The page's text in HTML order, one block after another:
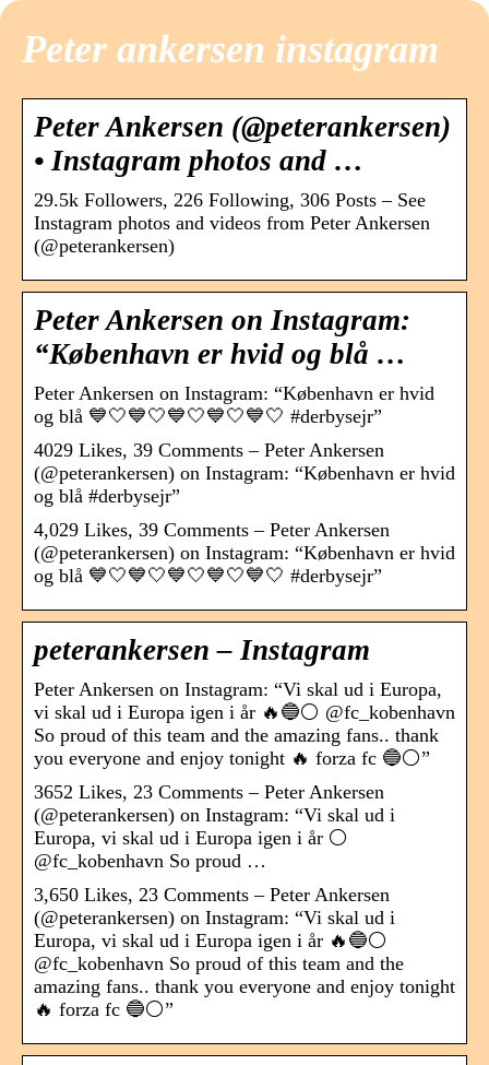
Peter ankersen instagram
Peter Ankersen (@peterankersen)
• Instagram photos and …
29.5k Followers, 226 Following, 306 Posts – See
Instagram photos and videos from Peter Ankersen
(@peterankersen)
Peter Ankersen on Instagram:
“København er hvid og blå …
Peter Ankersen on Instagram: “København er hvid
og blå 💙🤍💙🤍💙🤍💙🤍💙🤍 #derbysejr”
4029 Likes, 39 Comments – Peter Ankersen
(@peterankersen) on Instagram: “København er hvid
og blå #derbysejr”
4,029 Likes, 39 Comments – Peter Ankersen
(@peterankersen) on Instagram: “København er hvid
og blå 💙🤍💙🤍💙🤍💙🤍💙🤍 #derbysejr”
peterankersen – Instagram
Peter Ankersen on Instagram: “Vi skal ud i Europa,
vi skal ud i Europa igen i år 🔥🔵⚪️ @fc_kobenhavn
So proud of this team and the amazing fans.. thank
you everyone and enjoy tonight 🔥 forza fc 🔵⚪️”
3652 Likes, 23 Comments – Peter Ankersen
(@peterankersen) on Instagram: “Vi skal ud i
Europa, vi skal ud i Europa igen i år ⚪️
@fc_kobenhavn So proud …
3,650 Likes, 23 Comments – Peter Ankersen
(@peterankersen) on Instagram: “Vi skal ud i
Europa, vi skal ud i Europa igen i år 🔥🔵⚪️
@fc_kobenhavn So proud of this team and the
amazing fans.. thank you everyone and enjoy tonight
🔥 forza fc 🔵⚪️”